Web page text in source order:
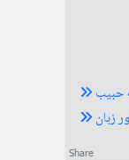
حبیب
زبان
Share